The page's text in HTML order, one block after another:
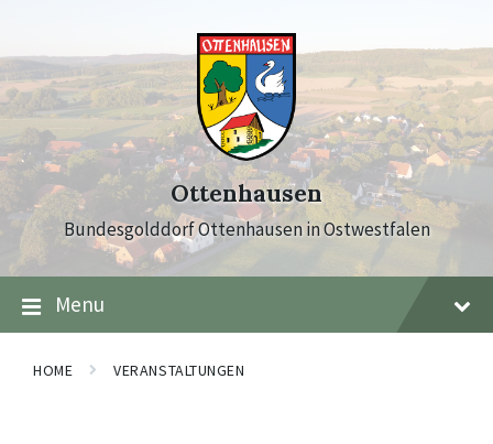
content
main
navigation
footer
Ottenhausen
Bundesgolddorf Ottenhausen in Ostwestfalen
Menu
HOME VERANSTALTUNGEN